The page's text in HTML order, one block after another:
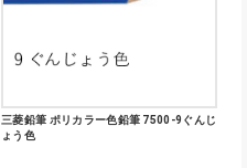
三菱鉛筆 ポリカラー色鉛筆 7500-9ぐんじ
ょう色